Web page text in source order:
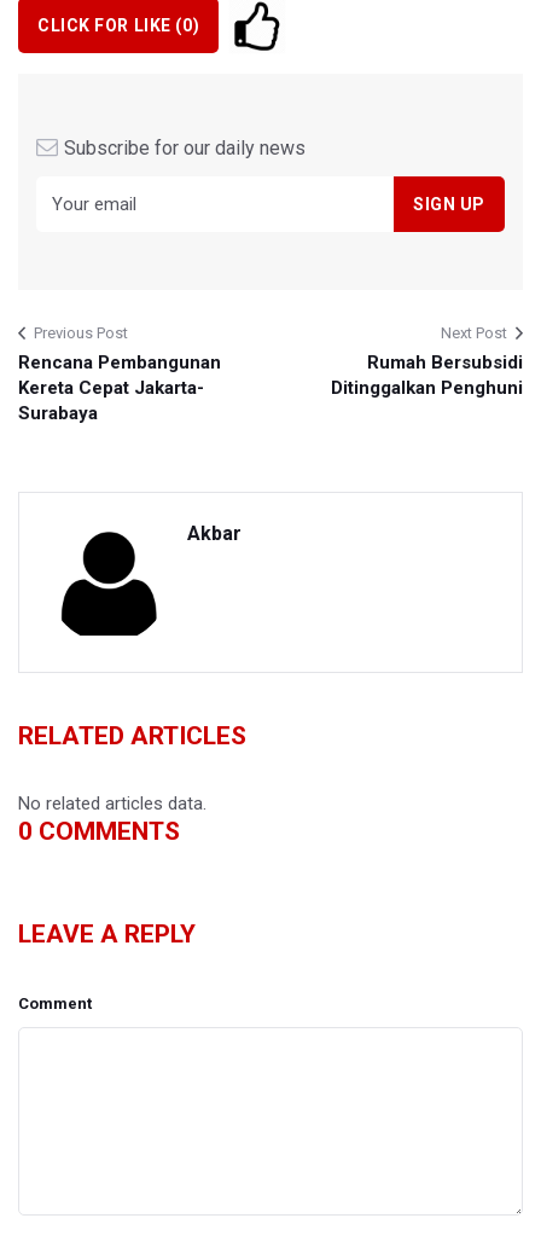
CLICK FOR LIKE (0)
Subscribe for our daily news
Previous Post
Rencana Pembangunan
Kereta Cepat Jakarta-
Surabaya
Next Post
Rumah Bersubsidi
Ditinggalkan Penghuni
Akbar
RELATED ARTICLES
No related articles data.
0 COMMENTS
LEAVE A REPLY
Comment